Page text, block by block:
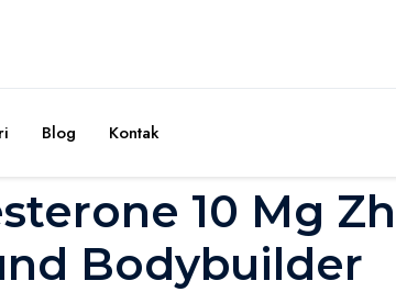
Blog Kontak
10 Mg
Bodybuilder